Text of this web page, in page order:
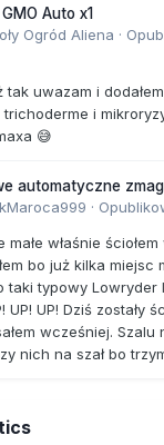
Auto x1
Ogród Aliena ·
tak uwazam i
trichoderme i
😅
automatyczne
·
małe właśnie
bo już kilka miejsc
taki typowy
UP! UP! Dziś zostały
wcześniej. Szalu
nich na szał bo